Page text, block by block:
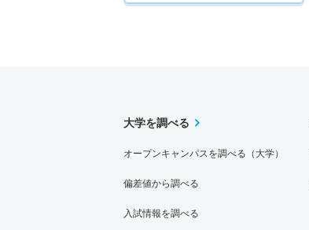
大学を調べる
オープンキャンパスを調べる（大学）
偏差値から調べる
入試情報を調べる